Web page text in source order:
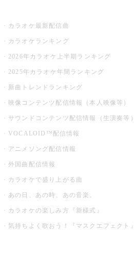
カラオケ最新配信曲
カラオケランキング
2026年カラオケ上半期ランキング
2025年カラオケ年間ランキング
新曲トレンドランキング
映像コンテンツ配信情報（本人映像等）
サウンドコンテンツ配信情報（生演奏等）
VOCALOID™配信情報
アニメソング配信情報
外国曲配信情報
カラオケで盛り上がる曲
あの日、あの時、あの音楽。
カラオケの楽しみ方『新様式』
気持ちよく歌おう！『マスクエフェクト』